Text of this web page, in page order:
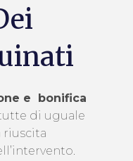
e bonifica
di uguale
riuscita